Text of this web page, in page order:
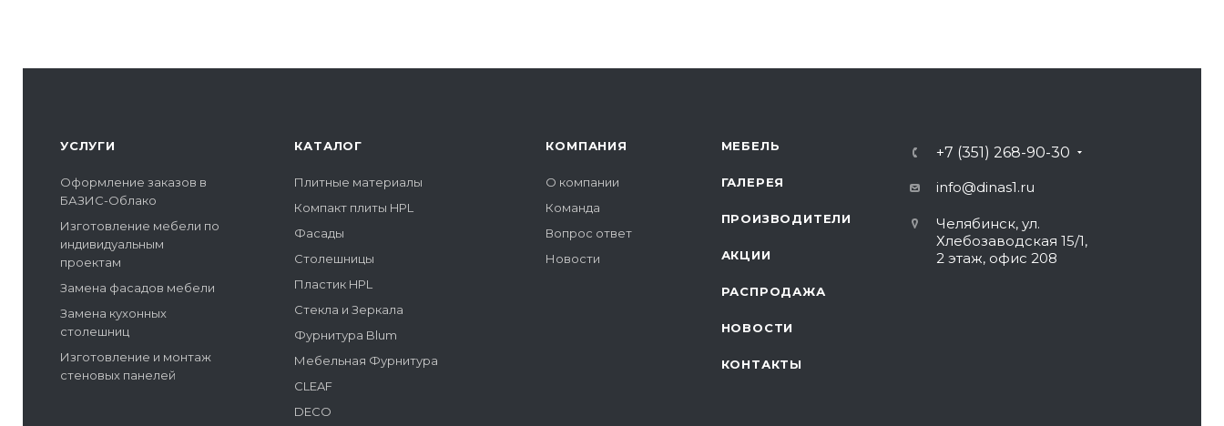
УСЛУГИ
Оформление заказов в
БАЗИС-Облако
Изготовление мебели по
индивидуальным
проектам
Замена фасадов мебели
Замена кухонных
столешниц
Изготовление и монтаж
стеновых панелей
КАТАЛОГ
Плитные материалы
Компакт плиты HPL
Фасады
Столешницы
Пластик HPL
Стекла и Зеркала
Фурнитура Blum
Мебельная Фурнитура
CLEAF
DECO
КОМПАНИЯ
О компании
Команда
Вопрос ответ
Новости
МЕБЕЛЬ
ГАЛЕРЕЯ
ПРОИЗВОДИТЕЛИ
АКЦИИ
РАСПРОДАЖА
НОВОСТИ
КОНТАКТЫ
+7 (351) 268-90-30
info@dinas1.ru
Челябинск, ул.
Хлебозаводская 15/1,
2 этаж, офис 208